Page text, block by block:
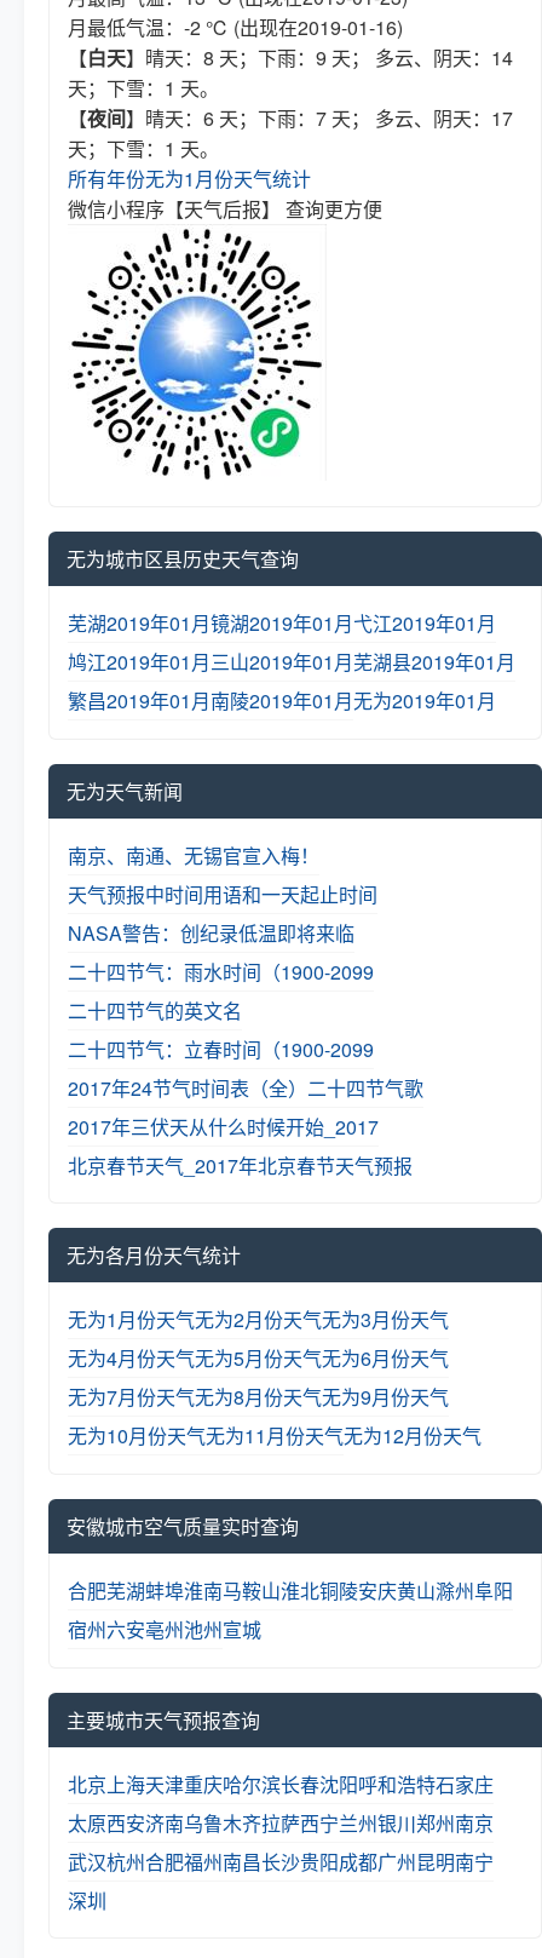
月最低气温：-2 ℃ (出现在2019-01-16)
【白天】晴天：8 天；下雨：9 天； 多云、阴天：14
天；下雪：1 天。
【夜间】晴天：6 天；下雨：7 天； 多云、阴天：17
天；下雪：1 天。
所有年份无为1月份天气统计
微信小程序【天气后报】 查询更方便
无为城市区县历史天气查询
芜湖2019年01月镜湖2019年01月弋江2019年01月
鸠江2019年01月三山2019年01月芜湖县2019年01月
繁昌2019年01月南陵2019年01月无为2019年01月
无为天气新闻
南京、南通、无锡官宣入梅！
天气预报中时间用语和一天起止时间
NASA警告：创纪录低温即将来临
二十四节气：雨水时间（1900-2099
二十四节气的英文名
二十四节气：立春时间（1900-2099
2017年24节气时间表（全） 二十四节气歌
2017年三伏天从什么时候开始_2017
北京春节天气_2017年北京春节天气预报
无为各月份天气统计
无为1月份天气无为2月份天气无为3月份天气
无为4月份天气无为5月份天气无为6月份天气
无为7月份天气无为8月份天气无为9月份天气
无为10月份天气无为11月份天气无为12月份天气
安徽城市空气质量实时查询
合肥芜湖蚌埠淮南马鞍山淮北铜陵安庆黄山滁州阜阳
宿州六安亳州池州宣城
主要城市天气预报查询
北京 上海天津重庆哈尔滨长春沈阳呼和浩特石家庄
太原西安济南乌鲁木齐拉萨西宁兰州银川郑州南京
武汉杭州合肥福州南昌长沙贵阳成都广州昆明南宁
深圳